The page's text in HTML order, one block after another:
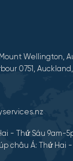
Wellington,
0751,
- Thứ Sáu 9am-
châu Á: Thứ Hai -